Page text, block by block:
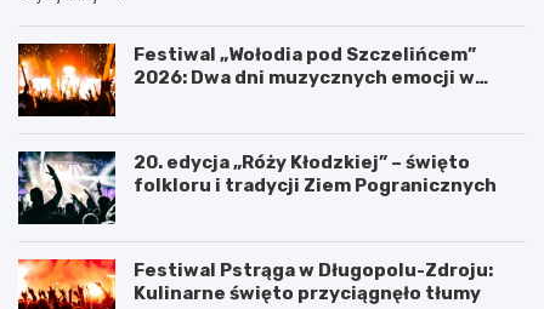
Festiwal „Wołodia pod Szczelińcem”
2026: Dwa dni muzycznych emocji w
20. edycja „Róży Kłodzkiej” – święto
folkloru i tradycji Ziem Pogranicznych
Festiwal Pstrąga w Długopolu-Zdroju:
Kulinarne święto przyciągnęło tłumy